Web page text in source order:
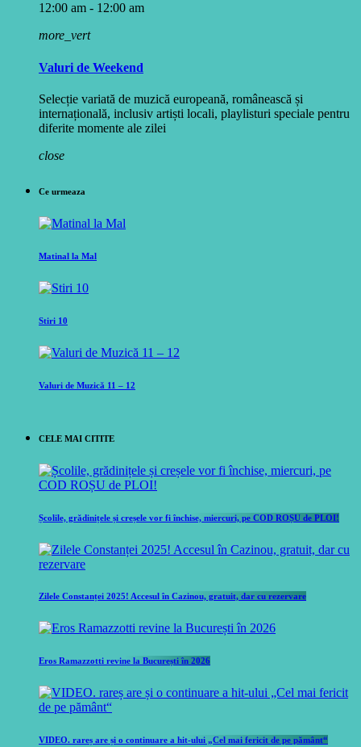
12:00 am - 12:00 am
more_vert
Valuri de Weekend
Selecție variată de muzică europeană, românească și
internațională, inclusiv artiști locali, playlisturi speciale pentru
diferite momente ale zilei
close
Ce urmeaza
Matinal la Mal
Stiri 10
Valuri de Muzică 11 – 12
CELE MAI CITITE
Școlile, grădinițele și creșele vor fi închise, miercuri, pe COD ROȘU de PLOI!
Zilele Constanței 2025! Accesul în Cazinou, gratuit, dar cu rezervare
Eros Ramazzotti revine la București în 2026
VIDEO. rareș are și o continuare a hit-ului „Cel mai fericit de pe pământ“